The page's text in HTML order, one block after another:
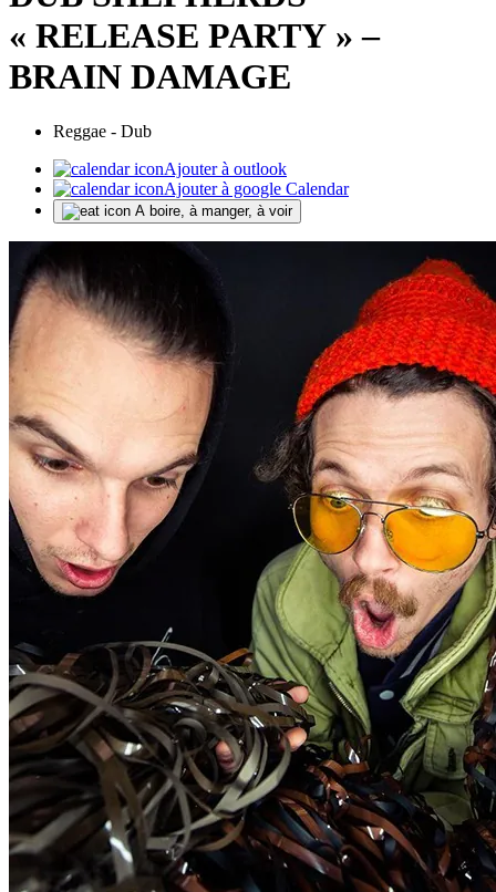
« RELEASE PARTY » –
BRAIN DAMAGE
Reggae - Dub
Ajouter à outlook
Ajouter à google Calendar
A boire, à manger, à voir